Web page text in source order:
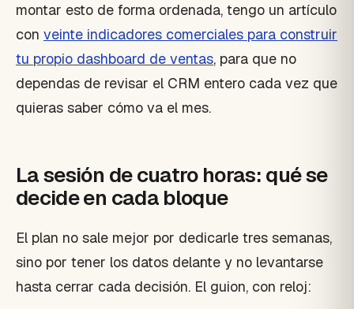
montar esto de forma ordenada, tengo un artículo
con veinte indicadores comerciales para construir
tu propio dashboard de ventas, para que no
dependas de revisar el CRM entero cada vez que
quieras saber cómo va el mes.
La sesión de cuatro horas: qué se
decide en cada bloque
El plan no sale mejor por dedicarle tres semanas,
sino por tener los datos delante y no levantarse
hasta cerrar cada decisión. El guion, con reloj: